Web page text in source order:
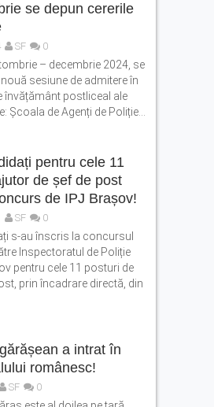
se depun cererile
SF 0
– decembrie 2024, se
sesiune de admitere în
învățământ postliceal ale
Școala de Agenți de Poliție...
pentru cele 11
de șef de post
de IPJ Brașov!
SF 0
s-au înscris la concursul
Inspectoratul de Poliție
pentru cele 11 posturi de
prin încadrare directă, din
a intrat în
românesc!
SF 0